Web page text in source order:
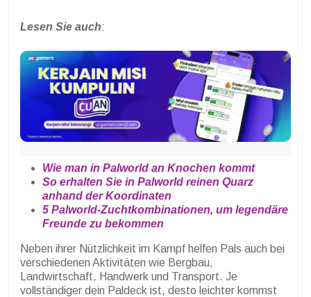
Lesen Sie auch:
Wie man in Palworld an Knochen kommt
So erhalten Sie in Palworld reinen Quarz
anhand der Koordinaten
5 Palworld-Zuchtkombinationen, um legendäre
Freunde zu bekommen
Neben ihrer Nützlichkeit im Kampf helfen Pals auch bei
verschiedenen Aktivitäten wie Bergbau,
Landwirtschaft, Handwerk und Transport. Je
vollständiger dein Paldeck ist, desto leichter kommst